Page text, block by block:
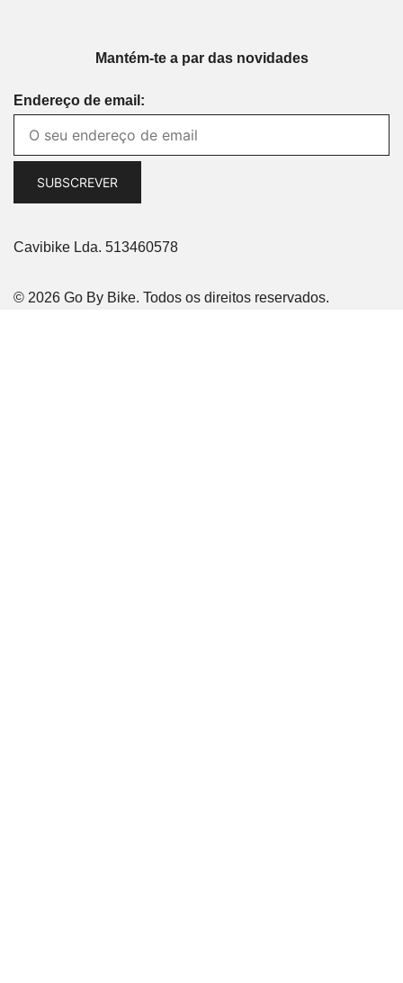
Mantém-te a par das novidades
Endereço de email:
Cavibike Lda. 513460578
© 2026 Go By Bike. Todos os direitos reservados.